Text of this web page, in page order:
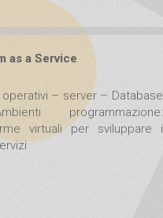
as a Service
– server – Database
programmazione:
virtuali per sviluppare i